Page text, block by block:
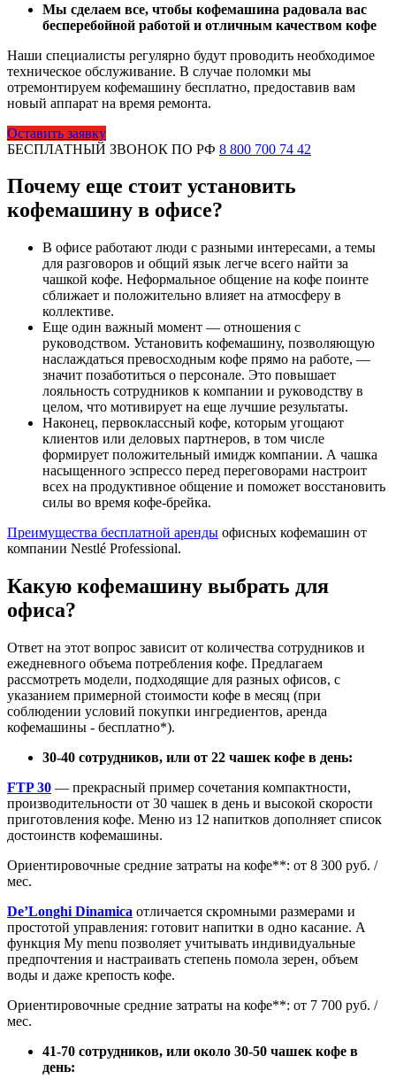
Мы сделаем все, чтобы кофемашина радовала вас
бесперебойной работой и отличным качеством кофе
Наши специалисты регулярно будут проводить необходимое
техническое обслуживание. В случае поломки мы
отремонтируем кофемашину бесплатно, предоставив вам
новый аппарат на время ремонта.
Оставить заявку
БЕСПЛАТНЫЙ ЗВОНОК ПО РФ 8 800 700 74 42
Почему еще стоит установить
кофемашину в офисе?
В офисе работают люди с разными интересами, а темы
для разговоров и общий язык легче всего найти за
чашкой кофе. Неформальное общение на кофе поинте
сближает и положительно влияет на атмосферу в
коллективе.
Еще один важный момент — отношения с
руководством. Установить кофемашину, позволяющую
наслаждаться превосходным кофе прямо на работе, —
значит позаботиться о персонале. Это повышает
лояльность сотрудников к компании и руководству в
целом, что мотивирует на еще лучшие результаты.
Наконец, первоклассный кофе, которым угощают
клиентов или деловых партнеров, в том числе
формирует положительный имидж компании. А чашка
насыщенного эспрессо перед переговорами настроит
всех на продуктивное общение и поможет восстановить
силы во время кофе-брейка.
Преимущества бесплатной аренды офисных кофемашин от
компании Nestlé Professional.
Какую кофемашину выбрать для
офиса?
Ответ на этот вопрос зависит от количества сотрудников и
ежедневного объема потребления кофе. Предлагаем
рассмотреть модели, подходящие для разных офисов, с
указанием примерной стоимости кофе в месяц (при
соблюдении условий покупки ингредиентов, аренда
кофемашины - бесплатно*).
30-40 сотрудников, или от 22 чашек кофе в день:
FTP 30 — прекрасный пример сочетания компактности,
производительности от 30 чашек в день и высокой скорости
приготовления кофе. Меню из 12 напитков дополняет список
достоинств кофемашины.
Ориентировочные средние затраты на кофе**: от 8 300 руб. /
мес.
De’Longhi Dinamica отличается скромными размерами и
простотой управления: готовит напитки в одно касание. А
функция My menu позволяет учитывать индивидуальные
предпочтения и настраивать степень помола зерен, объем
воды и даже крепость кофе.
Ориентировочные средние затраты на кофе**: от 7 700 руб. /
мес.
41-70 сотрудников, или около 30-50 чашек кофе в
день: